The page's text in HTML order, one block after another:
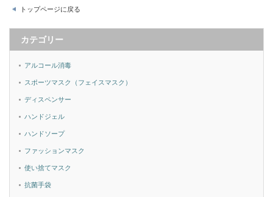
トップページに戻る
カテゴリー
アルコール消毒
スポーツマスク（フェイスマスク）
ディスペンサー
ハンドジェル
ハンドソープ
ファッションマスク
使い捨てマスク
抗菌手袋